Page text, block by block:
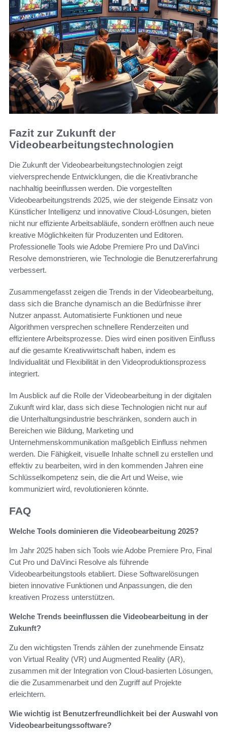
Fazit zur Zukunft der
Videobearbeitungstechnologien
Die Zukunft der Videobearbeitungstechnologien zeigt
vielversprechende Entwicklungen, die die Kreativbranche
nachhaltig beeinflussen werden. Die vorgestellten
Videobearbeitungstrends 2025, wie der steigende Einsatz von
Künstlicher Intelligenz und innovative Cloud-Lösungen, bieten
nicht nur effiziente Arbeitsabläufe, sondern eröffnen auch neue
kreative Möglichkeiten für Produzenten und Editoren.
Professionelle Tools wie Adobe Premiere Pro und DaVinci
Resolve demonstrieren, wie Technologie die Benutzererfahrung
verbessert.
Zusammengefasst zeigen die Trends in der Videobearbeitung,
dass sich die Branche dynamisch an die Bedürfnisse ihrer
Nutzer anpasst. Automatisierte Funktionen und neue
Algorithmen versprechen schnellere Renderzeiten und
effizientere Arbeitsprozesse. Dies wird einen positiven Einfluss
auf die gesamte Kreativwirtschaft haben, indem es
Individualität und Flexibilität in den Videoproduktionsprozess
integriert.
Im Ausblick auf die Rolle der Videobearbeitung in der digitalen
Zukunft wird klar, dass sich diese Technologien nicht nur auf
die Unterhaltungsindustrie beschränken, sondern auch in
Bereichen wie Bildung, Marketing und
Unternehmenskommunikation maßgeblich Einfluss nehmen
werden. Die Fähigkeit, visuelle Inhalte schnell zu erstellen und
effektiv zu bearbeiten, wird in den kommenden Jahren eine
Schlüsselkompetenz sein, die die Art und Weise, wie
kommuniziert wird, revolutionieren könnte.
FAQ
Welche Tools dominieren die Videobearbeitung 2025?
Im Jahr 2025 haben sich Tools wie Adobe Premiere Pro, Final
Cut Pro und DaVinci Resolve als führende
Videobearbeitungstools etabliert. Diese Softwarelösungen
bieten innovative Funktionen und Anpassungen, die den
kreativen Prozess unterstützen.
Welche Trends beeinflussen die Videobearbeitung in der
Zukunft?
Zu den wichtigsten Trends zählen der zunehmende Einsatz
von Virtual Reality (VR) und Augmented Reality (AR),
zusammen mit der Integration von Cloud-basierten Lösungen,
die die Zusammenarbeit und den Zugriff auf Projekte
erleichtern.
Wie wichtig ist Benutzerfreundlichkeit bei der Auswahl von
Videobearbeitungssoftware?